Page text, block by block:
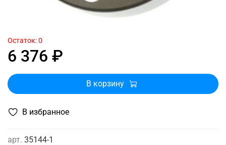
В избранное
арт. 35144-1
6 376 ₽
Остаток: 0
В корзину